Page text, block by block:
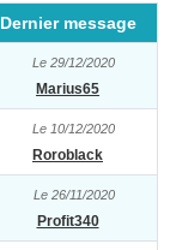
Dernier message
Le 29/12/2020
Marius65
Le 10/12/2020
Roroblack
Le 26/11/2020
Profit340